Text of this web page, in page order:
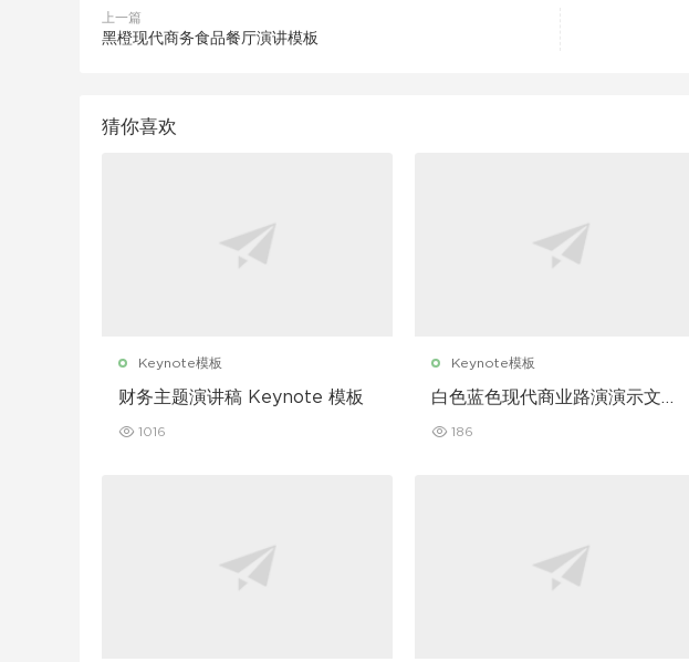
上一篇
黑橙现代商务食品餐厅演讲模板
猜你喜欢
Keynote模板
财务主题演讲稿 Keynote 模板
1016
Keynote模板
白色蓝色现代商业路演演示文稿
186